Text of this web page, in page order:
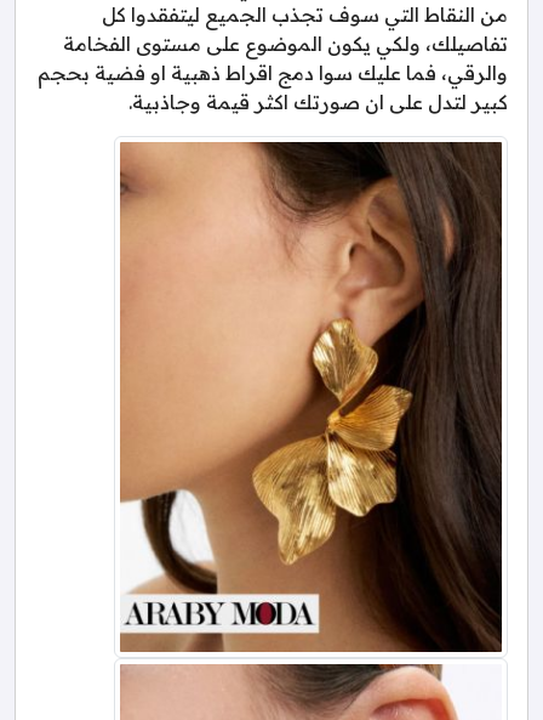
من النقاط التي سوف تجذب الجميع ليتفقدوا كل
تفاصيلك، ولكي يكون الموضوع على مستوى الفخامة
والرقي، فما عليك سوا دمج اقراط ذهبية او فضية بحجم
كبير لتدل على ان صورتك اكثر قيمة وجاذبية.